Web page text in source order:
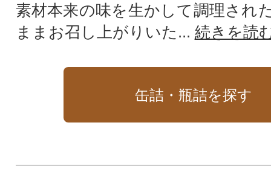
素材本来の味を生かして調理され
ままお召し上がりいた... 続きを読
缶詰・瓶詰を探す